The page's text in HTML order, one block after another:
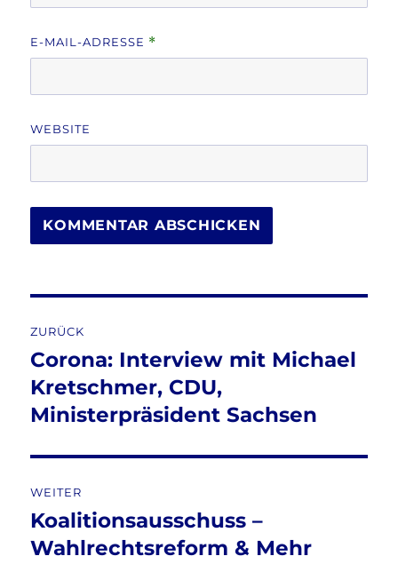
E-MAIL-ADRESSE *
WEBSITE
ZURÜCK
Vorheriger
Beitrag:
Corona: Interview mit Michael
Kretschmer, CDU,
Ministerpräsident Sachsen
WEITER
Nächster
Beitrag:
Koalitionsausschuss –
Wahlrechtsreform & Mehr